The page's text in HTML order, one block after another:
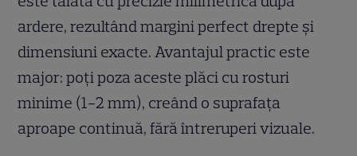
ardere, rezultând margini perfect drepte și
dimensiuni exacte. Avantajul practic este
major: poți poza aceste plăci cu rosturi
minime (1-2 mm), creând o suprafața
aproape continuă, fără întreruperi vizuale.